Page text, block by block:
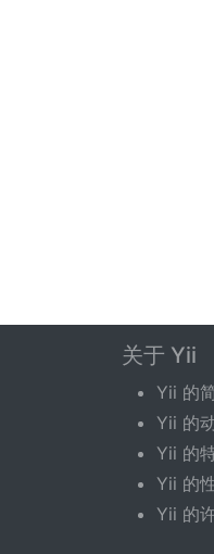
回复话题
您需要
关于 Yii
Yii 的
Yii 的
Yii 的
Yii 的
Yii 的